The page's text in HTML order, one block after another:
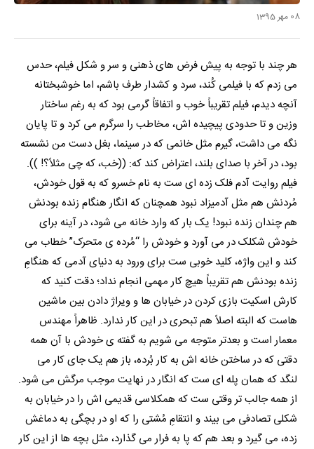
08 مهر 1395
هر چند با توجه به پیش فرض های ذهنی و سر و شکل فیلم، حدس
می زدم که با فیلمی کُند، سرد و کشدار طرف باشم، اما خوشبختانه
آنچه دیدم، فیلم تقریباً خوب و اتفاقاً گرمی بود که به رغم ساختار
وزین و تا حدودی پیچیده اش، مخاطب را سرگرم می کرد و تا پایان
نگه می داشت، گیرم مثل خانمی که در سینما، بغل دست من نشسته
بود، در آخر با صدای بلند، اعتراض کند که: ((خب، که چی مثلاً؟! )).
فیلم روایت آدم فلک زده ای ست به نام خسرو که به قول خودش،
مُردنش هم مثل آدمیزاد نبود همچنان که انگار هنگام زنده بودنش
هم چندان زنده نبود! یک بار که وارد خانه می شود، در آینه برای
خودش شکلک در می آورد و خودش را “مُرده ی متحرک” خطاب می
کند و این واژه، کلید خوبی ست برای ورود به دنیای آدمی که هنگامِ
زنده بودنش هم تقریباً هیچ کار مهمی انجام نداد؛ دقت کنید که
کارش اسکیت بازی کردن در خیابان ها و ویراژ دادن بین ماشین
هاست که البته اصلاً هم تبحری در این کار ندارد. ظاهراً مهندس
معمار است و بعدتر متوجه می شویم به گفته ی خودش با آن همه
دقتی که در ساختن خانه اش به کار بُرده، باز هم یک جای کار می
لنگد که همان پله ای ست که انگار در نهایت موجب مرگش می شود.
از همه جالب تر وقتی ست که همکلاسی قدیمی اش را در خیابان به
شکلی تصادفی می بیند و انتقامِ مُشتی را که او در بچگی به دماغش
زده، می گیرد و بعد هم که پا به فرار می گذارد، مثل بچه ها از این کار